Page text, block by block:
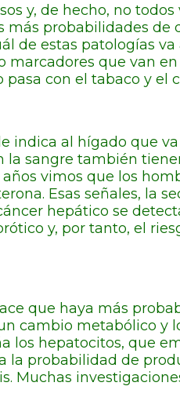
y, de hecho, no
probabilidades de
de estas patologías
que van
con el tabaco y el
indica al hígado que
sangre también
vimos que los
Esas señales, la
hepático se
y, por tanto, el
que haya más
cambio metabólico y
los hepatocitos, que
probabilidad de
Muchas